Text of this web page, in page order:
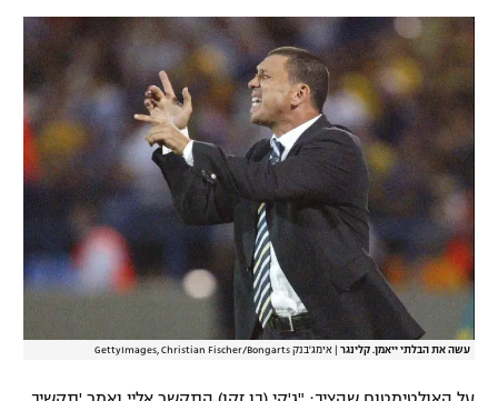
עשה את הבלתי ייאמן. קלינגר אימג'בנק GettyImages, Christian Fischer/Bongarts